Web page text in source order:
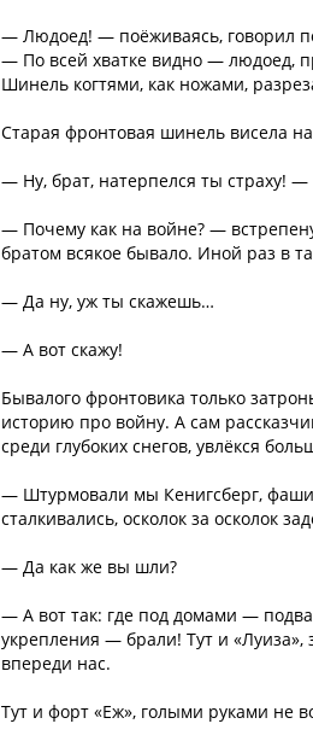
— Людоед! — поёживаясь, говорил
— По всей хватке видно — людоед,
Шинель когтями, как ножами,
Старая фронтовая шинель висела
— Ну, брат, натерпелся ты страху!
— Почему как на войне? —
братом всякое бывало. Иной раз в
— Да ну, уж ты скажешь…
— А вот скажу!
Бывалого фронтовика только
историю про войну. А сам
среди глубоких снегов, увлёкся
— Штурмовали мы Кенигсберг,
сталкивались, осколок за осколок
— Да как же вы шли?
— А вот так: где под домами —
укрепления — брали! Тут и
впереди нас.
Тут и форт «Еж», голыми руками не